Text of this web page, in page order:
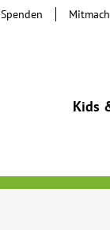
Kids
Spenden